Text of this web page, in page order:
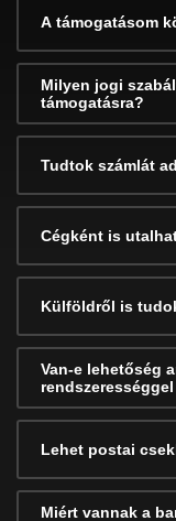
A támogatásom
Milyen jogi
támogatásra?
Tudtok számlát
Cégként is
Külföldről is
Van-e lehetőség
Lehet postai
Miért vannak a